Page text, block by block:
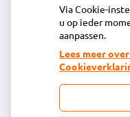
Centrale administratie
Heeft u vragen of
toegestuurde rekening
Via Cookie-
u op ieder
aanpassen.
Lees meer